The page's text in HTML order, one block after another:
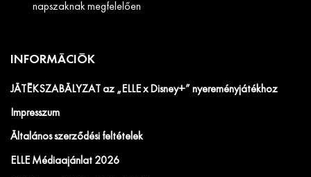
napszaknak megfelelően
INFORMÁCIÓK
JÁTÉKSZABÁLYZAT az „ELLE x Disney+” nyereményjátékhoz
Impresszum
Általános szerződési feltételek
ELLE Médiaajánlat 2026